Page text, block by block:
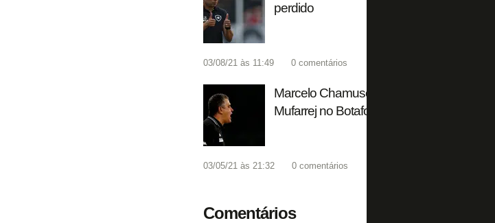
perdido
03/08/21 às 11:49 0 comentários
Marcelo Chamusca tem melhor
Mufarrej no Botafogo
03/05/21 às 21:32 0 comentários
Comentários